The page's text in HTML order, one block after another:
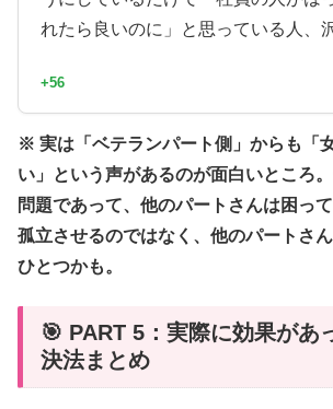
れたら良いのに」と思っている人、
+56
※ 実は「ベテランパート側」からも「
い」という声があるのが面白いところ
問題であって、他のパートさんは困っ
孤立させるのではなく、他のパートさ
ひとつかも。
🎯 PART 5：実際に効果があ
決法まとめ